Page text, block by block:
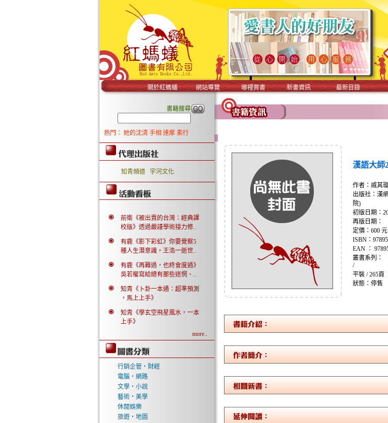
關於紅螞蟻 網站導覽 哪裡買書 新書資訊 最新目錄
書籍搜尋
熱門： 她的沈清 手相 達摩 素行
知青頻道 宇河文化
前衛《被出賣的台灣：經典譯
校版》透過嚴謹學術接力修..
有鹿《影下彩虹》你要覺察5
種人生潛意識，王浩一逝世..
有鹿《再難過，也終會度過》
吳若權寫給總有那些迷惘、..
知青《卜卦一本通：超準預測
，馬上上手》
知青《學玄空飛星風水，一本
上手》
more..
行銷企管‧財經
電腦‧網路
文學‧小說
藝術‧美學
休閒娛樂
旅遊‧地圖
漢語大師
作者：戚其
出版社：漢
院)
初版日期：
再版日期：
定價：600 元
ISBN：
EAN ：
叢書系列：
/
平裝 / 265頁
狀態：停售